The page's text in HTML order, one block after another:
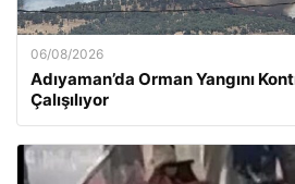
06/08/2026
Adıyaman’da Orman Yangını
Çalışılıyor